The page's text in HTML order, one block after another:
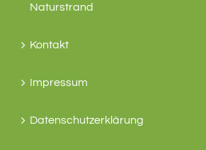
Naturstrand
Kontakt
Impressum
Datenschutzerklärung